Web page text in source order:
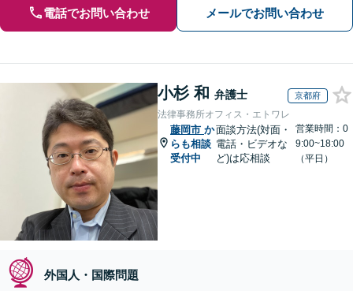
電話でお問い合わせ メールでお問い合わせ
小杉 和 弁護士 京都府
法律事務所オフィス・エトワレ
藤岡市 か
らも相談
受付中
面談方法(対面・
電話・ビデオな
ど)は応相談
営業時間：0
9:00~18:00
（平日）
外国人・国際問題